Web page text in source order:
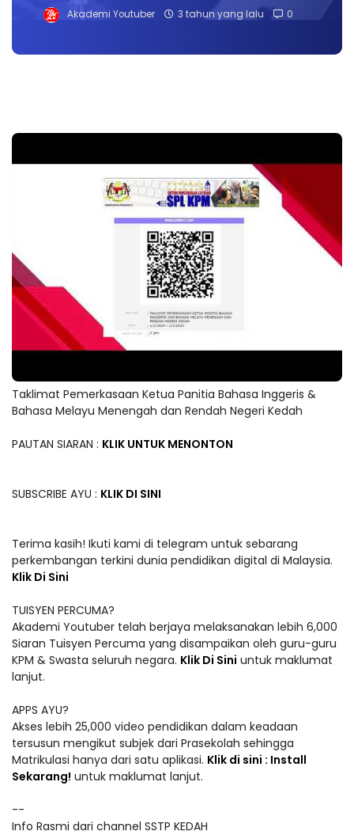
Akademi Youtuber 3 tahun yang lalu 0
Taklimat Pemerkasaan Ketua Panitia Bahasa Inggeris &
Bahasa Melayu Menengah dan Rendah Negeri Kedah
PAUTAN SIARAN : KLIK UNTUK MENONTON
SUBSCRIBE AYU : KLIK DI SINI
Terima kasih! Ikuti kami di telegram untuk sebarang
perkembangan terkini dunia pendidikan digital di Malaysia.
Klik Di Sini
TUISYEN PERCUMA?
Akademi Youtuber telah berjaya melaksanakan lebih 6,000
Siaran Tuisyen Percuma yang disampaikan oleh guru-guru
KPM & Swasta seluruh negara. Klik Di Sini untuk maklumat
lanjut.
APPS AYU?
Akses lebih 25,000 video pendidikan dalam keadaan
tersusun mengikut subjek dari Prasekolah sehingga
Matrikulasi hanya dari satu aplikasi. Klik di sini : Install
Sekarang! untuk maklumat lanjut.
--
Info Rasmi dari channel SSTP KEDAH